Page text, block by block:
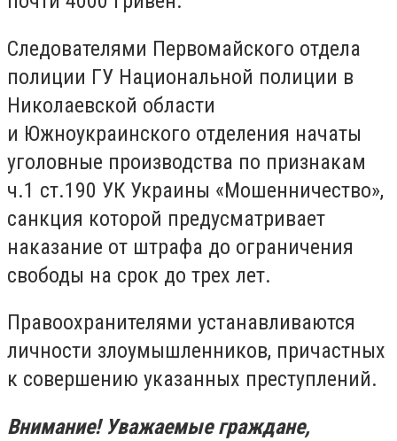
Следователями Первомайского отдела
полиции ГУ Национальной полиции в
Николаевской области
и Южноукраинского отделения начаты
уголовные производства по признакам
ч.1 ст.190 УК Украины «Мошенничество»,
санкция которой предусматривает
наказание от штрафа до ограничения
свободы на срок до трех лет.
Правоохранителями устанавливаются
личности злоумышленников, причастных
к совершению указанных преступлений.
Внимание! Уважаемые граждане,